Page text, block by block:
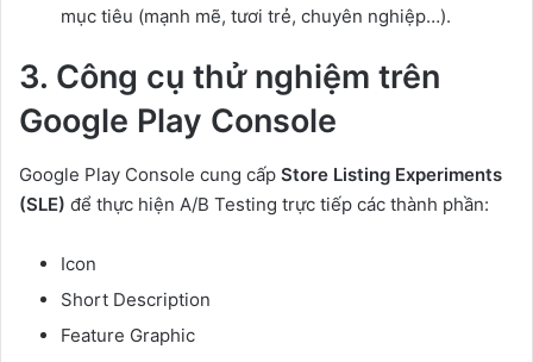
mục tiêu (mạnh mẽ, tươi trẻ, chuyên nghiệp…).
3. Công cụ thử nghiệm trên
Google Play Console
Google Play Console cung cấp Store Listing Experiments
(SLE) để thực hiện A/B Testing trực tiếp các thành phần:
Icon
Short Description
Feature Graphic